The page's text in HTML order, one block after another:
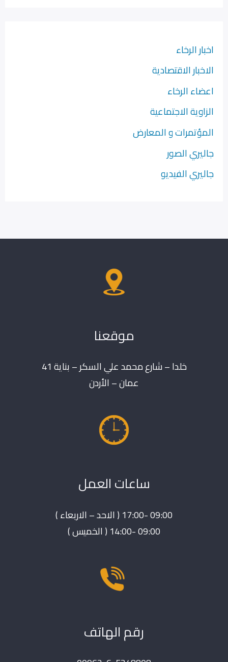
اخبار الرخاء
الاخبار الاقتصادية
اعضاء الرخاء
الزاوية الاجتماعية
المؤتمرات و المعارض
جاليري الصور
جاليري الفيديو
موقعنا
خلدا – شارع محمد علي السكر – بناية 41
عمان – الأردن
ساعات العمل
09:00 -17:00 ( الاحد – الاربعاء )
09:00 -14:00 ( الخميس )
رقم الهاتف